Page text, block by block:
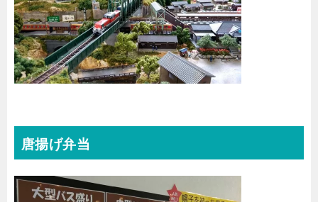
唐揚げ弁当